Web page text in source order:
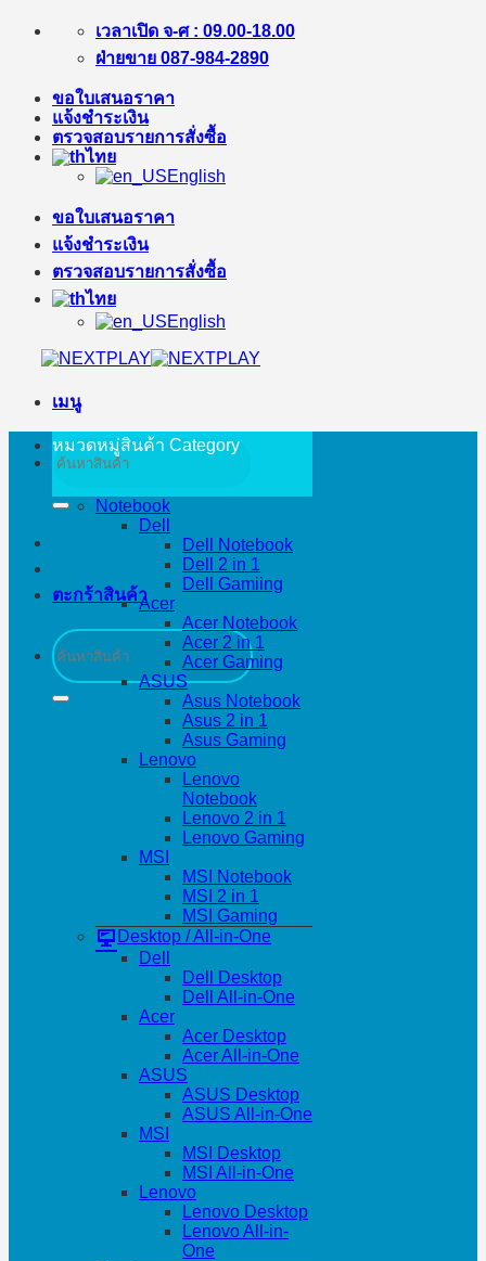
ข้าม
เนื้อหา
เวลาเปิด จ-ศ : 09.00-18.00
ฝ่ายขาย 087-984-2890
ขอใบเสนอราคา
แจ้งชำระเงิน
ตรวจสอบรายการสั่งซื้อ
ไทย
English
ขอใบเสนอราคา
แจ้งชำระเงิน
ตรวจสอบรายการสั่งซื้อ
ไทย
English
เมนู
ค้นหา:
ตะกร้าสินค้า
ค้นหา:
หมวดหมู่สินค้า Category
Notebook
Dell
Dell Notebook
Dell 2 in 1
Dell Gamiing
Acer
Acer Notebook
Acer 2 in 1
Acer Gaming
ASUS
Asus Notebook
Asus 2 in 1
Asus Gaming
Lenovo
Lenovo
Notebook
Lenovo 2 in 1
Lenovo Gaming
MSI
MSI Notebook
MSI 2 in 1
MSI Gaming
Desktop / All-in-One
Dell
Dell Desktop
Dell All-in-One
Acer
Acer Desktop
Acer All-in-One
ASUS
ASUS Desktop
ASUS All-in-One
MSI
MSI Desktop
MSI All-in-One
Lenovo
Lenovo Desktop
Lenovo All-in-
One